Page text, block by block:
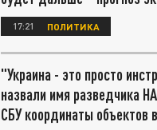
17:21 ПОЛИТИКА
"Украина - это просто
назвали имя разведчика
СБУ координаты объектов